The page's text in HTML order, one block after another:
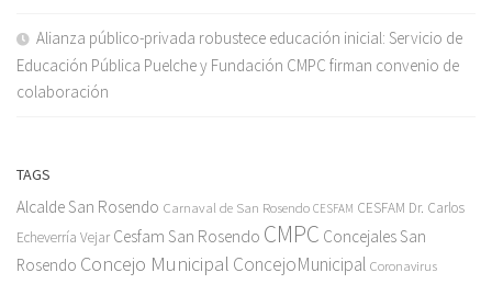
Alianza público-privada robustece educación inicial: Servicio de
Educación Pública Puelche y Fundación CMPC firman convenio de
colaboración
TAGS
Alcalde San Rosendo Carnaval de San Rosendo CESFAM CESFAM Dr. Carlos
Echeverría Vejar Cesfam San Rosendo CMPC Concejales San
Rosendo Concejo Municipal ConcejoMunicipal Coronavirus